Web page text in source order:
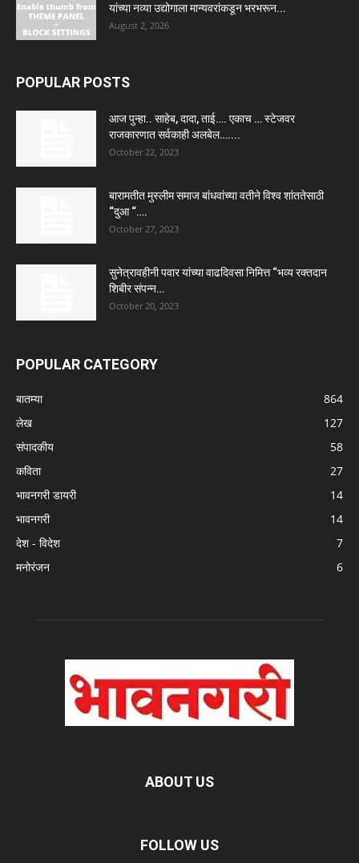
यांच्या नव्या उद्योगाला मान्यवरांकडून भरभरून...
August 2, 2026
POPULAR POSTS
आज पुन्हा.. साहेब, दादा, ताई…. एकाच … स्टेजवर
राजकारणात सर्वकाही अलबेल…....
October 22, 2023
बारामतीत मुस्लीम समाज बांधवांच्या वतीने विश्व शांततेसाठी
“दुआ “….
October 27, 2023
सुनेत्रावहीनी पवार यांच्या वाढदिवसा निमित्त “भव्य रक्तदान
शिबीर संपन्न…
October 20, 2023
POPULAR CATEGORY
बातम्या
864
लेख
127
संपादकीय
58
कविता
27
भावनगरी डायरी
14
भावनगरी
14
देश - विदेश
7
मनोरंजन
6
ABOUT US
FOLLOW US